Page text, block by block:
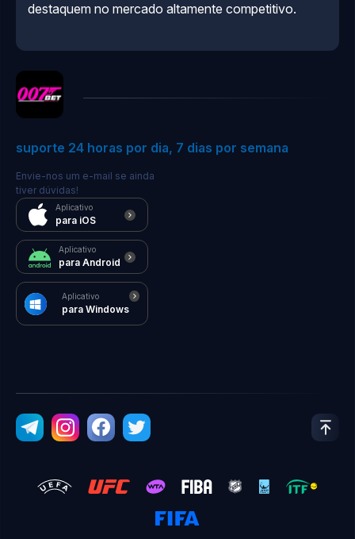
destaquem no mercado altamente competitivo.
suporte 24 horas por dia, 7 dias por semana
Envie-nos um e-mail se ainda
tiver dúvidas!
Aplicativo
para iOS
Aplicativo
para Android
Aplicativo
para Windows